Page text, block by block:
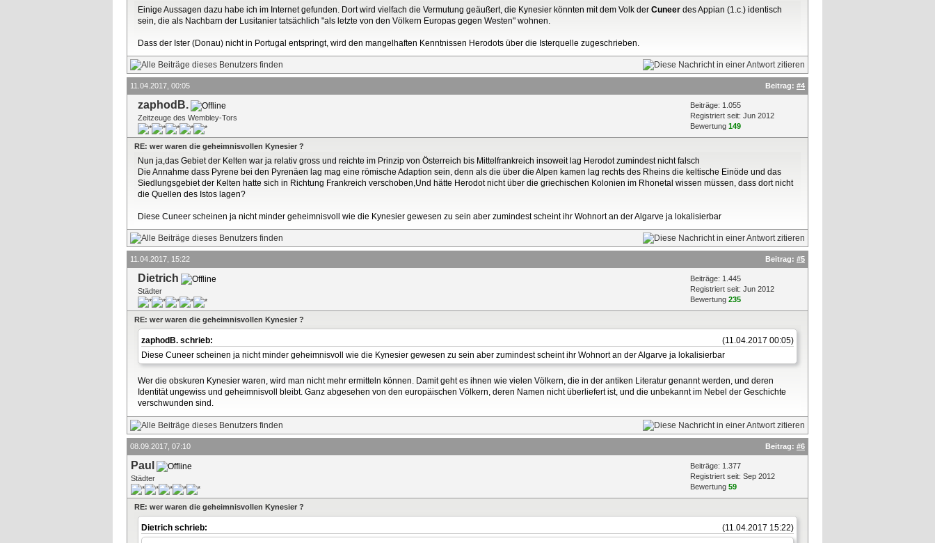
Einige Aussagen dazu habe ich im Internet gefunden. Dort wird vielfach die Vermutung geäußert, die Kynesier könnten mit dem Volk der Cuneer des Appian (1.c.) identisch
sein, die als Nachbarn der Lusitanier tatsächlich "als letzte von den Völkern Europas gegen Westen" wohnen.
Dass der Ister (Donau) nicht in Portugal entspringt, wird den mangelhaften Kenntnissen Herodots über die Isterquelle zugeschrieben.
11.04.2017, 00:05 Beitrag: #4
zaphodB.
Zeitzeuge des Wembley-Tors
Beiträge: 1.055
Registriert seit: Jun 2012
Bewertung 149
RE: wer waren die geheimnisvollen Kynesier ?
Nun ja,das Gebiet der Kelten war ja relativ gross und reichte im Prinzip von Österreich bis Mittelfrankreich insoweit lag Herodot zumindest nicht falsch
Die Annahme dass Pyrene bei den Pyrenäen lag mag eine römische Adaption sein, denn als die über die Alpen kamen lag rechts des Rheins die keltische Einöde und das
Siedlungsgebiet der Kelten hatte sich in Richtung Frankreich verschoben,Und hätte Herodot nicht über die griechischen Kolonien im Rhonetal wissen müssen, dass dort nicht
die Quellen des Istos lagen?
Diese Cuneer scheinen ja nicht minder geheimnisvoll wie die Kynesier gewesen zu sein aber zumindest scheint ihr Wohnort an der Algarve ja lokalisierbar
11.04.2017, 15:22 Beitrag: #5
Dietrich
Städter
Beiträge: 1.445
Registriert seit: Jun 2012
Bewertung 235
RE: wer waren die geheimnisvollen Kynesier ?
(11.04.2017 00:05)
zaphodB. schrieb:
Diese Cuneer scheinen ja nicht minder geheimnisvoll wie die Kynesier gewesen zu sein aber zumindest scheint ihr Wohnort an der Algarve ja lokalisierbar
Wer die obskuren Kynesier waren, wird man nicht mehr ermitteln können. Damit geht es ihnen wie vielen Völkern, die in der antiken Literatur genannt werden, und deren
Identität ungewiss und geheimnisvoll bleibt. Ganz abgesehen von den europäischen Völkern, deren Namen nicht überliefert ist, und die unbekannt im Nebel der Geschichte
verschwunden sind.
08.09.2017, 07:10 Beitrag: #6
Paul
Städter
Beiträge: 1.377
Registriert seit: Sep 2012
Bewertung 59
RE: wer waren die geheimnisvollen Kynesier ?
(11.04.2017 15:22)
Dietrich schrieb: